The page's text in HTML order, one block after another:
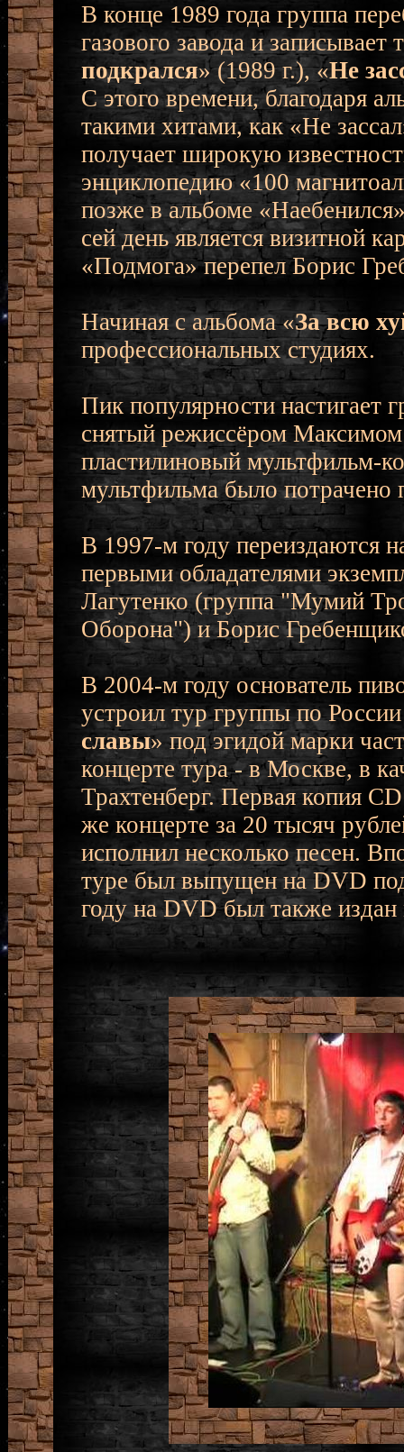
В конце 1989 года группа
газового завода и
подкрался» (1989 г.), «Не
С этого времени, благодаря
такими хитами, как «Не
получает широкую
энциклопедию «100
позже в альбоме
сей день является визитной
«Подмога» перепел Борис
Начиная с альбома «За всю
профессиональных студиях.
Пик популярности настигает
снятый режиссёром
пластилиновый мультфильм-
мультфильма было потрачено
В 1997-м году переиздаются
первыми обладателями
Лагутенко (группа "Мумий
Оборона") и Борис
В 2004-м году основатель
устроил тур группы по
славы» под эгидой марки
концерте тура - в Москве, в
Трахтенберг. Первая копия
же концерте за 20 тысяч
исполнил несколько песен.
туре был выпущен на DVD
году на DVD был также